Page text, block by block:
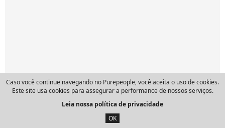
Caso você continue navegando no Purepeople, você aceita o uso de cookies.
Este site usa cookies para assegurar a performance de nossos serviços.
Leia nossa política de privacidade
OK